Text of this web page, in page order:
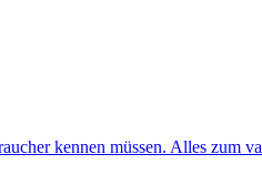
kennen müssen. Alles zum